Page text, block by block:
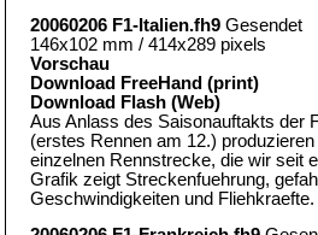
20060206 F1-Italien.fh9 Gesendet
146x102 mm / 414x289 pixels
Vorschau
Download FreeHand (print)
Download Flash (Web)
Aus Anlass des Saisonauftakts der
(erstes Rennen am 12.)
einzelnen Rennstrecke, die wir seit
Grafik zeigt Streckenfuehrung,
Geschwindigkeiten und Fliehkraefte.